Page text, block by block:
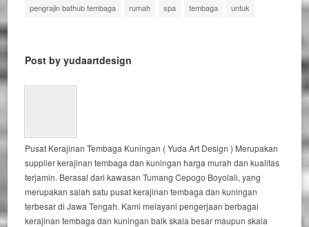
pengrajin bathub tembaga
rumah spa tembaga untuk
Post by yudaartdesign
Pusat Kerajinan Tembaga Kuningan ( Yuda Art Design ) Merupakan
supplier kerajinan tembaga dan kuningan harga murah dan kualitas
terjamin. Berasal dari kawasan Tumang Cepogo Boyolali, yang
merupakan salah satu pusat kerajinan tembaga dan kuningan
terbesar di Jawa Tengah. Kami melayani pengerjaan berbagai
kerajinan tembaga dan kuningan baik skala besar maupun skala